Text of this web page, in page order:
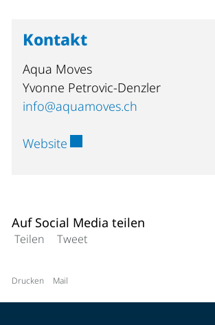
Kontakt
Aqua Moves
Yvonne Petrovic-Denzler
info@aquamoves.ch
Website
Auf Social Media teilen
Teilen Tweet
Drucken Mail